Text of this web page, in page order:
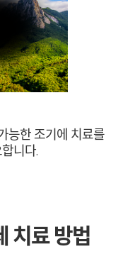
능한 조기에 치료를
니다.
치료 방법